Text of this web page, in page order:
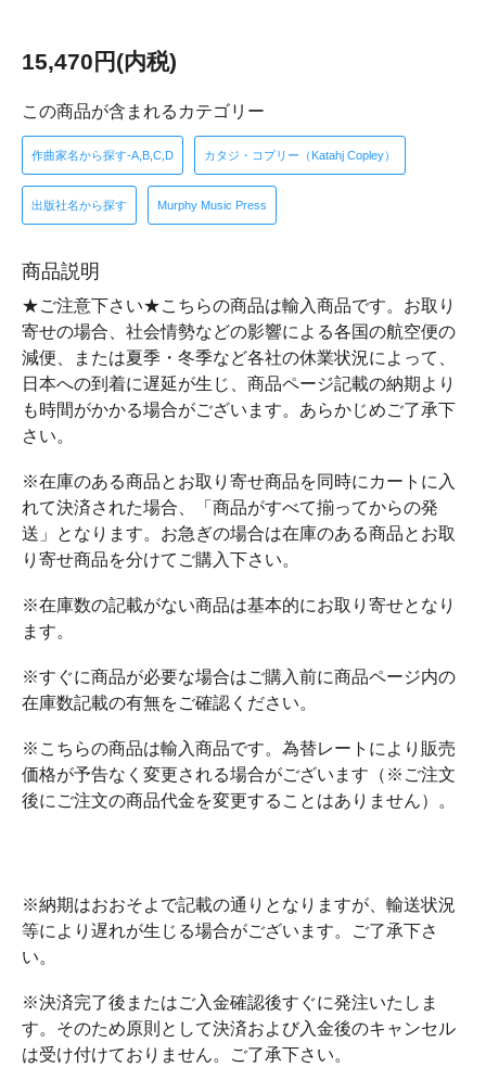
15,470円(内税)
この商品が含まれるカテゴリー
作曲家名から探す-A,B,C,D カタジ・コプリー（Katahj Copley）
出版社名から探す Murphy Music Press
商品説明
★ご注意下さい★こちらの商品は輸入商品です。お取り
寄せの場合、社会情勢などの影響による各国の航空便の
減便、または夏季・冬季など各社の休業状況によって、
日本への到着に遅延が生じ、商品ページ記載の納期より
も時間がかかる場合がございます。あらかじめご了承下
さい。
※在庫のある商品とお取り寄せ商品を同時にカートに入
れて決済された場合、「商品がすべて揃ってからの発
送」となります。お急ぎの場合は在庫のある商品とお取
り寄せ商品を分けてご購入下さい。
※在庫数の記載がない商品は基本的にお取り寄せとなり
ます。
※すぐに商品が必要な場合はご購入前に商品ページ内の
在庫数記載の有無をご確認ください。
※こちらの商品は輸入商品です。為替レートにより販売
価格が予告なく変更される場合がございます（※ご注文
後にご注文の商品代金を変更することはありません）。
※納期はおおそよで記載の通りとなりますが、輸送状況
等により遅れが生じる場合がございます。ご了承下さ
い。
※決済完了後またはご入金確認後すぐに発注いたしま
す。そのため原則として決済および入金後のキャンセル
は受け付けておりません。ご了承下さい。